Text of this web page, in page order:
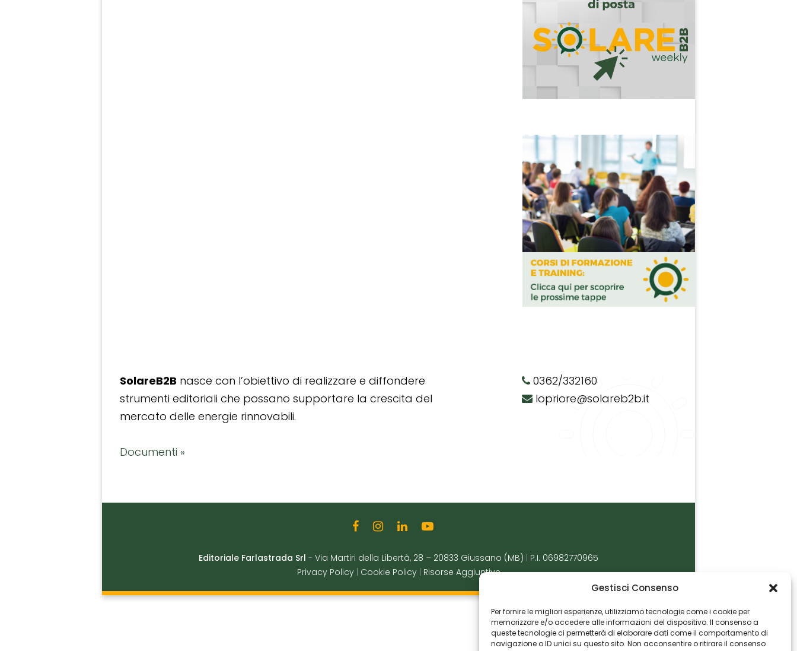
Gestisci Consenso
Per fornire le migliori esperienze, utilizziamo tecnologie come i cookie per
memorizzare e/o accedere alle informazioni del dispositivo. Il consenso a
queste tecnologie ci permetterà di elaborare dati come il comportamento di
navigazione o ID unici su questo sito. Non acconsentire o ritirare il consenso
SolareB2B nasce con l’obiettivo di realizzare e diffondere
strumenti editoriali che possano supportare la crescita del
mercato delle energie rinnovabili.
Documenti »
0362/332160
lopriore@solareb2b.it
Editoriale Farlastrada Srl - Via Martiri della Libertà, 28 – 20833 Giussano (MB)
P.I. 06982770965
Privacy Policy
Cookie Policy Risorse Aggiuntive